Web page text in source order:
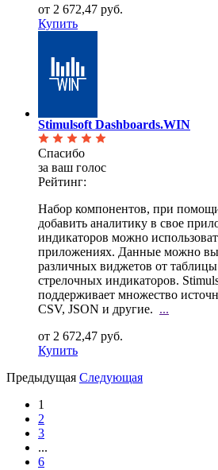
от 2 672,47 руб.
Купить
Stimulsoft Dashboards.WIN
Спасибо
за ваш голос
Рейтинг:
Набор компонентов, при
добавить аналитику в свое
индикаторов можно
приложениях. Данные можно
различных виджетов от
стрелочных индикаторов.
поддерживает множество
CSV, JSON и другие. ...
от 2 672,47 руб.
Купить
Предыдущая Следующая
1
2
3
...
6